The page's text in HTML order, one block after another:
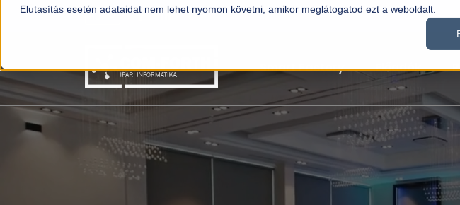
Elutasítás esetén adataidat nem lehet nyomon követni, amikor meglátogatod ezt a weboldalt.
HU
Smart Factory Előadók